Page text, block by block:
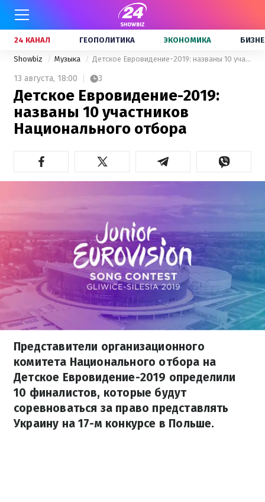
24 КАНАЛ ГЕОПОЛИТИКА ЭКОНОМИКА
Showbiz Музыка Детское Евровидение-2019: названы 10 участников Национального отбора
13 августа, 18:00 3
Детское Евровидение-2019:
названы 10 участников
Национального отбора
Представители организационного
комитета Национального отбора на
Детское Евровидение-2019 определили
10 финалистов, которые будут
соревноваться за право представлять
Украину на 17-м конкурсе в Польше.